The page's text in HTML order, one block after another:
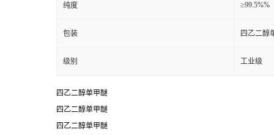
纯度 ≥99.5%%
包装 四乙二醇
级别 工业级
四乙二醇单甲醚
四乙二醇单甲醚
四乙二醇单甲醚